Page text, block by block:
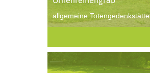
allgemeine Totengedenkstätte